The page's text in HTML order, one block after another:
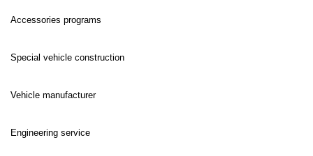
Accessories programs
Special vehicle construction
Vehicle manufacturer
Engineering service